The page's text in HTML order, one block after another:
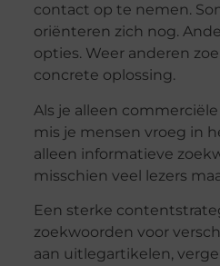
contact op te nemen.
oriënteren zich nog.
opties. Weer anderen
concrete oplossing.
Als je alleen
mis je mensen vroeg in
alleen informatieve
misschien veel lezers
Een sterke
zoekwoorden voor
aan uitlegartikelen,